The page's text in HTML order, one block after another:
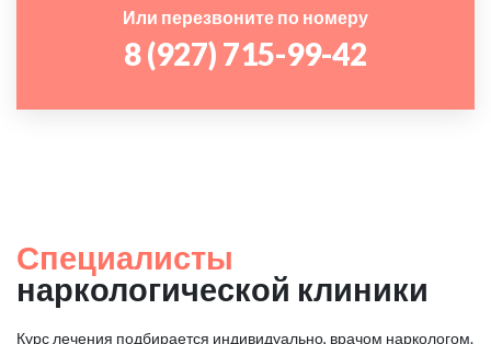
Или перезвоните по номеру
8 (927) 715-99-42
Специалисты
наркологической клиники
Курс лечения подбирается индивидуально, врачом наркологом.